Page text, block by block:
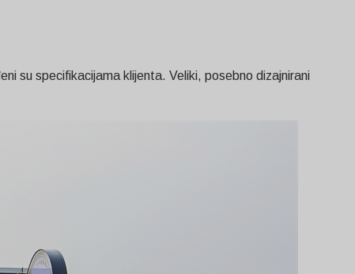
su specifikacijama klijenta. Veliki, posebno dizajnirani